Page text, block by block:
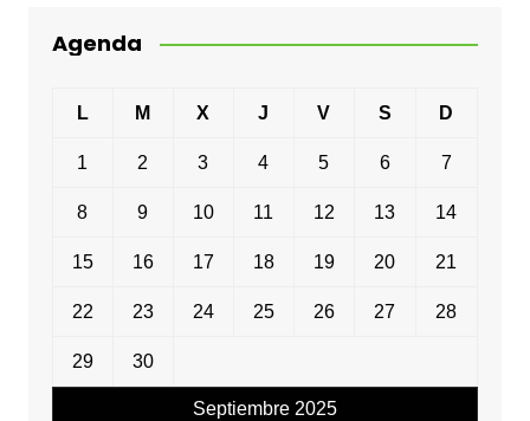
Agenda
Septiembre 2025
L M X J V S D
1 2 3 4 5 6 7
8 9 10 11 12 13 14
15 16 17 18 19 20 21
22 23 24 25 26 27 28
29 30